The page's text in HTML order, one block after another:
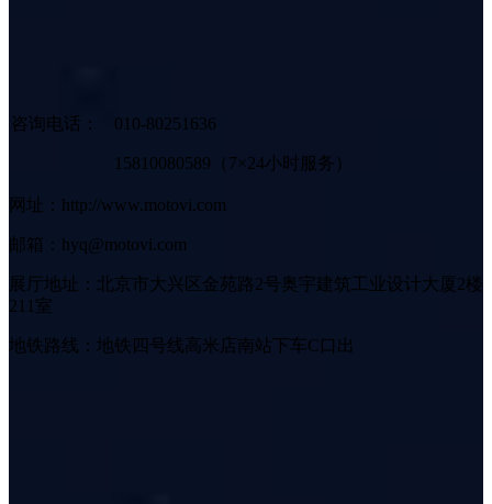
咨询电话： 010-80251636
15810080589（7×24小时服务）
网址：http://www.motovi.com
邮箱：hyq@motovi.com
展厅地址：北京市大兴区金苑路2号奥宇建筑工业设计大厦2楼
211室
地铁路线：地铁四号线高米店南站下车C口出